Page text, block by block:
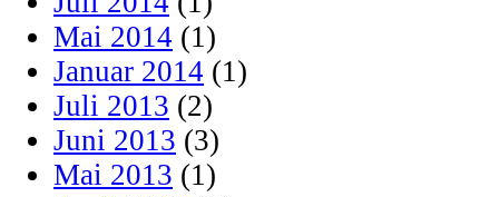
Mai 2014 (1)
Januar 2014 (1)
Juli 2013 (2)
Juni 2013 (3)
Mai 2013 (1)